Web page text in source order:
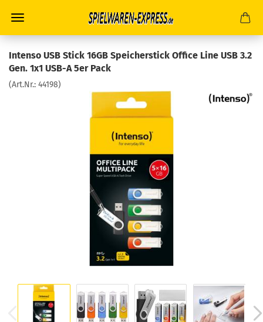
Intenso USB Stick 16GB Speicherstick Office Line USB 3.2
Gen. 1x1 USB-A 5er Pack
(Art.Nr.: 44198)